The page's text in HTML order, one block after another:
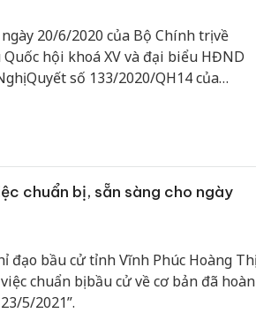
20/6/2020 của Bộ Chính trị về
hội khoá XV và đại biểu HĐND
Quyết số 133/2020/QH14 của
chuẩn bị, sẵn sàng cho ngày
đạo bầu cử tỉnh Vĩnh Phúc Hoàng Thị
chuẩn bị bầu cử về cơ bản đã hoàn
5/2021”.